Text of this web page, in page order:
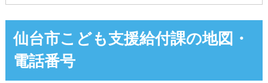
仙台市こども支援給付課の地図・
電話番号